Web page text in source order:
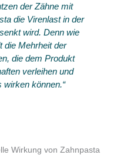
der Zähne mit
die Virenlast in der
wird. Denn wie
die Mehrheit der
die dem Produkt
verleihen und
wirken können.“
Wirkung von Zahnpasta